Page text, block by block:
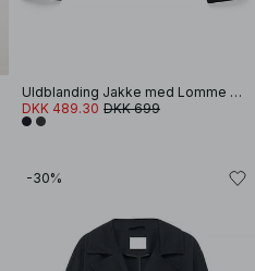
Uldblanding Jakke med Lomme Detalje
DKK 489.30 DKK 699
-30%